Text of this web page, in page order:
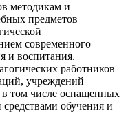
методикам и
предметов
современного
и воспитания.
работников
учреждений
в том числе оснащенных
обучения и